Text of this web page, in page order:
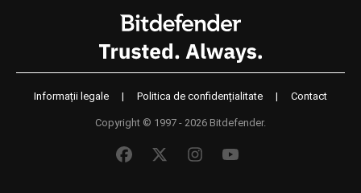
Informații legale | Politica de confidențialitate | Contact
Copyright © 1997 - 2026 Bitdefender.